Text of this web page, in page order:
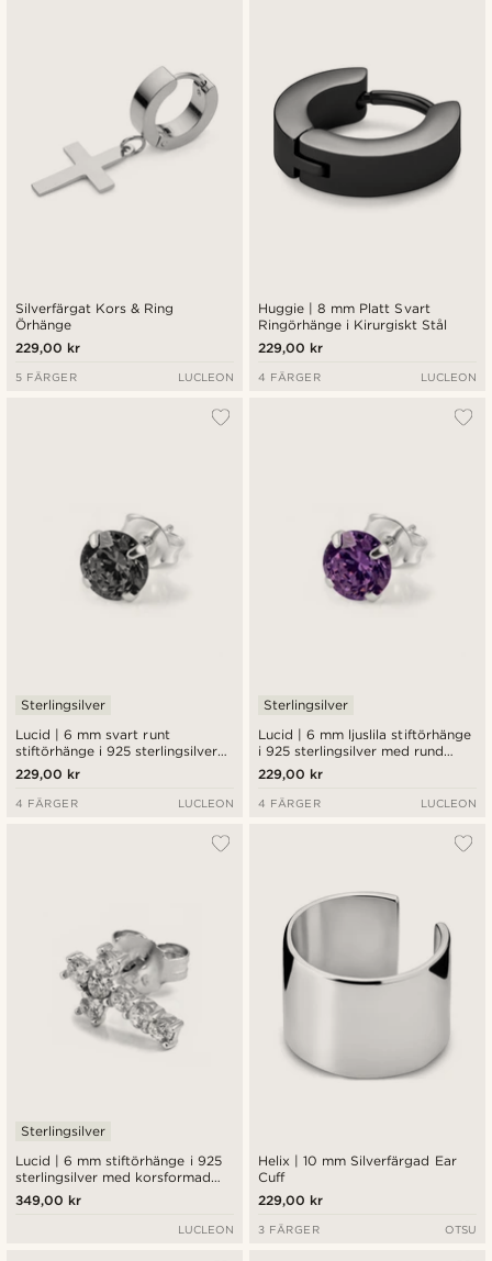
Silverfärgat Kors & Ring
Örhänge
229,00 kr
5 FÄRGER LUCLEON
Huggie | 8 mm Platt Svart
Ringörhänge i Kirurgiskt Stål
229,00 kr
4 FÄRGER LUCLEON
Lucid | 6 mm svart runt
stiftörhänge i 925 sterlingsilver
med zirkonia
Sterlingsilver
229,00 kr
4 FÄRGER LUCLEON
Lucid | 6 mm ljuslila stiftörhänge
i 925 sterlingsilver med rund
zirkonia
Sterlingsilver
229,00 kr
4 FÄRGER LUCLEON
Lucid | 6 mm stiftörhänge i 925
sterlingsilver med korsformad
zirkonia
Sterlingsilver
349,00 kr
LUCLEON
Helix | 10 mm Silverfärgad Ear
Cuff
229,00 kr
3 FÄRGER OTSU